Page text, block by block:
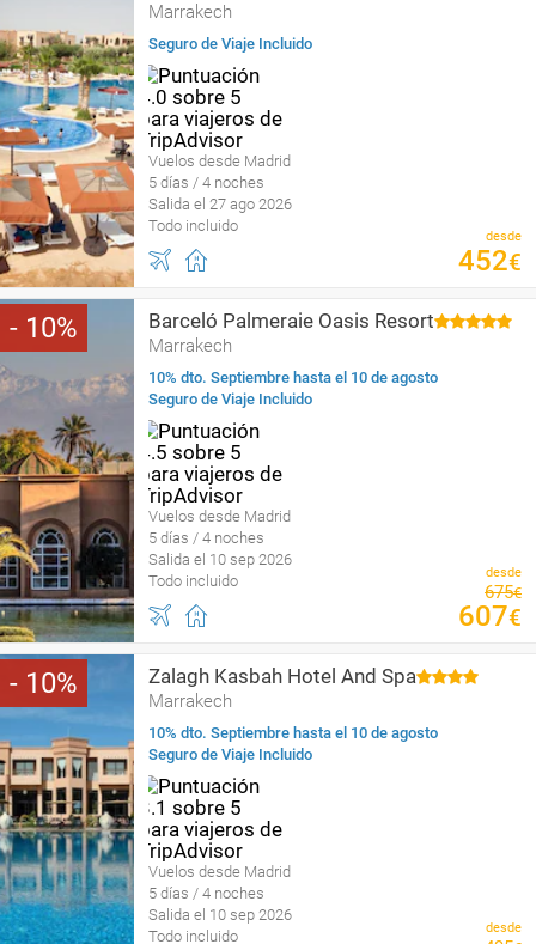
Marrakech
Seguro de Viaje Incluido
Vuelos desde Madrid
5 días / 4 noches
Salida el 27 ago 2026
Todo incluido
desde
452€
10 Barceló Palmeraie Oasis Resort
Marrakech
10% dto. Septiembre hasta el 10 de agosto
Seguro de Viaje Incluido
Vuelos desde Madrid
5 días / 4 noches
Salida el 10 sep 2026
Todo incluido
desde
675€
607€
10 Zalagh Kasbah Hotel And Spa
Marrakech
10% dto. Septiembre hasta el 10 de agosto
Seguro de Viaje Incluido
Vuelos desde Madrid
5 días / 4 noches
Salida el 10 sep 2026
Todo incluido
desde